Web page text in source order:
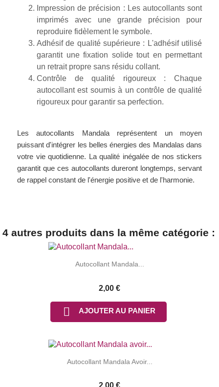
Impression de précision : Les autocollants sont
imprimés avec une grande précision pour
reproduire fidèlement le symbole.
Adhésif de qualité supérieure : L'adhésif utilisé
garantit une fixation solide tout en permettant
un retrait propre sans résidu collant.
Contrôle de qualité rigoureux : Chaque
autocollant est soumis à un contrôle de qualité
rigoureux pour garantir sa perfection.
Les autocollants Mandala représentent un moyen
puissant d'intégrer les belles énergies des Mandalas dans
votre vie quotidienne. La qualité inégalée de nos stickers
garantit que ces autocollants dureront longtemps, servant
de rappel constant de l'énergie positive et de l'harmonie.
4 autres produits dans la même catégorie :
Autocollant Mandala...
2,00 €
 AJOUTER AU PANIER
Autocollant Mandala Avoir...